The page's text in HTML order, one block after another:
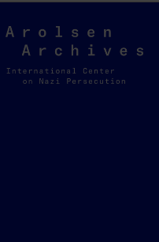
Arolsen
Archives